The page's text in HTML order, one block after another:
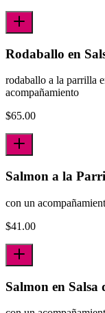
Rodaballo en
rodaballo a la parrilla
acompañamiento
$65.00
Salmon a la
con un
$41.00
Salmon en Salsa